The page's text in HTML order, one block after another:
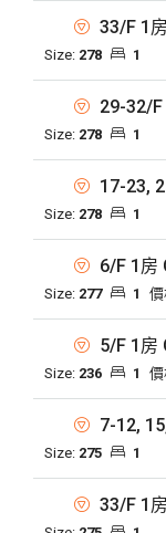
33/F 1
Size: 278 1
29-32/F
Size: 278 1
17-23,
Size: 278 1
6/F 1房
Size: 277 1
5/F 1房
Size: 236 1
7-12,
Size: 275 1
33/F 1